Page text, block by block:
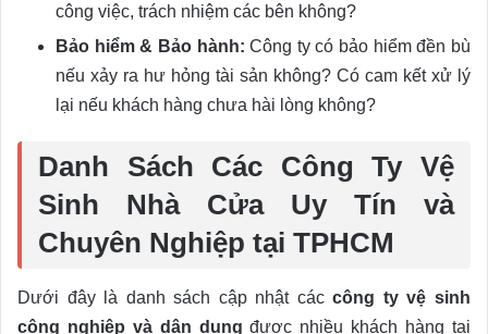
công việc, trách nhiệm các bên không?
Bảo hiểm & Bảo hành: Công ty có bảo hiểm đền bù
nếu xảy ra hư hỏng tài sản không? Có cam kết xử lý
lại nếu khách hàng chưa hài lòng không?
Danh Sách Các Công Ty Vệ
Sinh Nhà Cửa Uy Tín và
Chuyên Nghiệp tại TPHCM
Dưới đây là danh sách cập nhật cáccông ty vệ sinh
công nghiệp và dân dụng được nhiều khách hàng tại